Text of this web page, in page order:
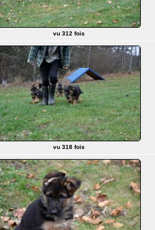
vu 312 fois
vu 318 fois